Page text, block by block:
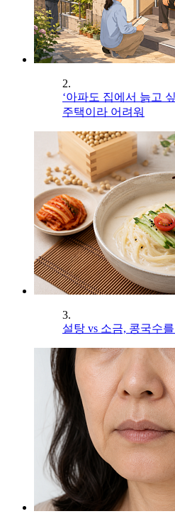
2.
‘아파도 집에서 늙고
주택이라 어려워
3.
설탕 vs 소금, 콩국수